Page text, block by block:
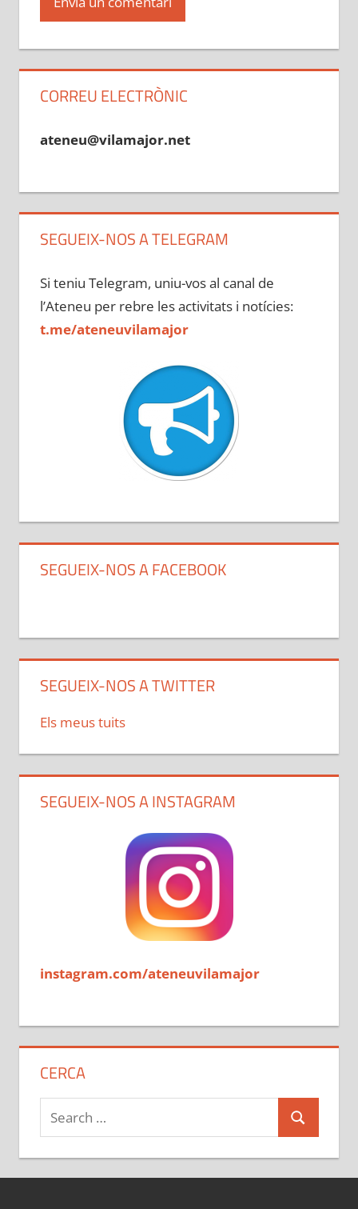
CORREU ELECTRÒNIC
ateneu@vilamajor.net
SEGUEIX-NOS A TELEGRAM
Si teniu Telegram, uniu-vos al canal de
l’Ateneu per rebre les activitats i notícies:
t.me/ateneuvilamajor
SEGUEIX-NOS A FACEBOOK
SEGUEIX-NOS A TWITTER
Els meus tuits
SEGUEIX-NOS A INSTAGRAM
instagram.com/ateneuvilamajor
CERCA
Search
for:
Search